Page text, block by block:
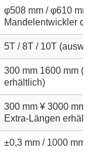
φ508 mm / φ610 mm
Mandelentwickler
5T / 8T / 10T
300 mm 1600 mm
erhältlich)
300 mm ¥ 3000 mm
Extra-Längen
±0,3 mm / 1000 mm